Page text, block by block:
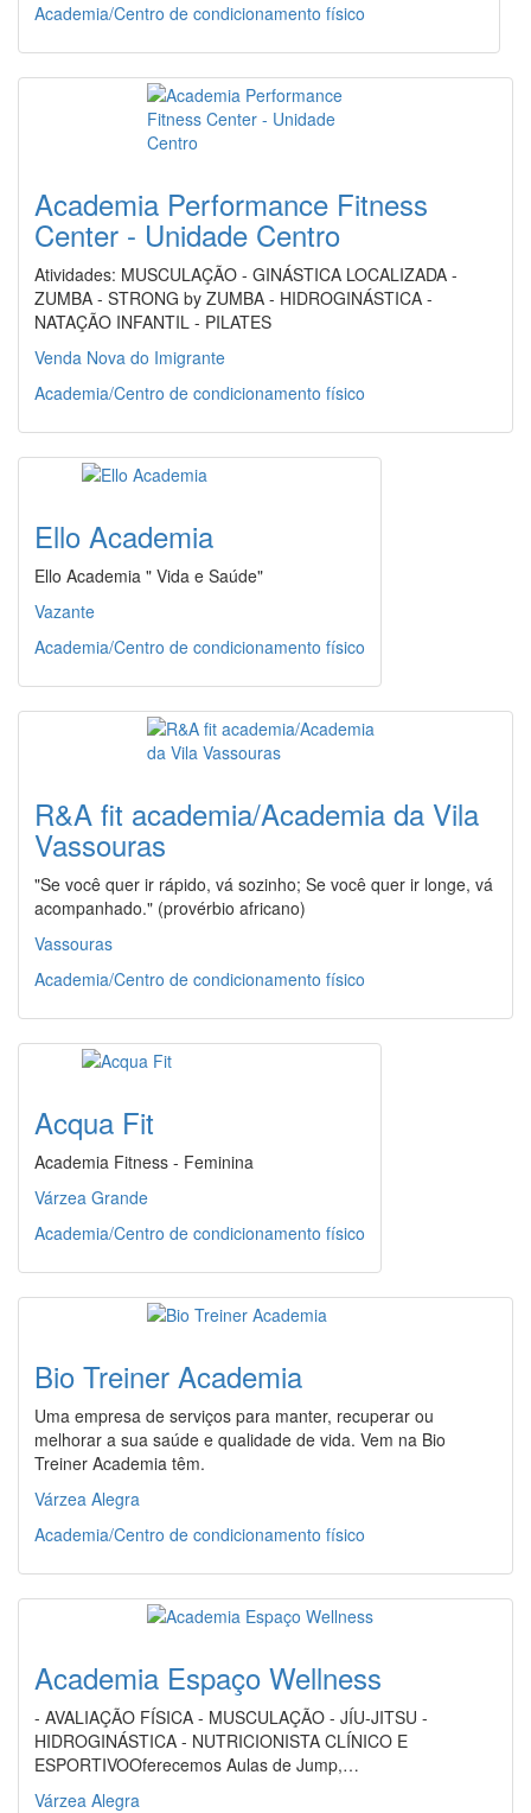
Academia/Centro de condicionamento físico
Academia Performance Fitness
Center - Unidade Centro
Atividades: MUSCULAÇÃO - GINÁSTICA LOCALIZADA -
ZUMBA - STRONG by ZUMBA - HIDROGINÁSTICA -
NATAÇÃO INFANTIL - PILATES
Venda Nova do Imigrante
Academia/Centro de condicionamento físico
Ello Academia
Ello Academia " Vida e Saúde"
Vazante
Academia/Centro de condicionamento físico
R&A fit academia/Academia da Vila
Vassouras
"Se você quer ir rápido, vá sozinho; Se você quer ir longe, vá
acompanhado." (provérbio africano)
Vassouras
Academia/Centro de condicionamento físico
Acqua Fit
Academia Fitness - Feminina
Várzea Grande
Academia/Centro de condicionamento físico
Bio Treiner Academia
Uma empresa de serviços para manter, recuperar ou
melhorar a sua saúde e qualidade de vida. Vem na Bio
Treiner Academia têm.
Várzea Alegra
Academia/Centro de condicionamento físico
Academia Espaço Wellness
- AVALIAÇÃO FÍSICA - MUSCULAÇÃO - JÍU-JITSU -
HIDROGINÁSTICA - NUTRICIONISTA CLÍNICO E
ESPORTIVOOferecemos Aulas de Jump,…
Várzea Alegra